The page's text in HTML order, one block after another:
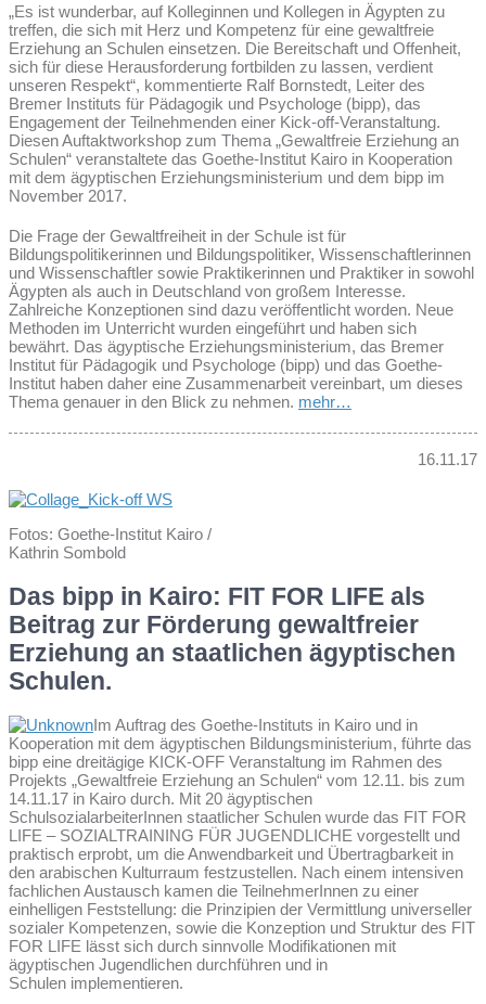
„Es ist wunderbar, auf Kolleginnen und Kollegen in Ägypten zu
treffen, die sich mit Herz und Kompetenz für eine gewaltfreie
Erziehung an Schulen einsetzen. Die Bereitschaft und Offenheit,
sich für diese Herausforderung fortbilden zu lassen, verdient
unseren Respekt“, kommentierte Ralf Bornstedt, Leiter des
Bremer Instituts für Pädagogik und Psychologe (bipp), das
Engagement der Teilnehmenden einer Kick-off-Veranstaltung.
Diesen Auftaktworkshop zum Thema „Gewaltfreie Erziehung an
Schulen“ veranstaltete das Goethe-Institut Kairo in Kooperation
mit dem ägyptischen Erziehungsministerium und dem bipp im
November 2017.
Die Frage der Gewaltfreiheit in der Schule ist für
Bildungspolitikerinnen und Bildungspolitiker, Wissenschaftlerinnen
und Wissenschaftler sowie Praktikerinnen und Praktiker in sowohl
Ägypten als auch in Deutschland von großem Interesse.
Zahlreiche Konzeptionen sind dazu veröffentlicht worden. Neue
Methoden im Unterricht wurden eingeführt und haben sich
bewährt. Das ägyptische Erziehungsministerium, das Bremer
Institut für Pädagogik und Psychologe (bipp) und das Goethe-
Institut haben daher eine Zusammenarbeit vereinbart, um dieses
Thema genauer in den Blick zu nehmen. mehr…
16.11.17
Fotos: Goethe-Institut Kairo /
Kathrin Sombold
Das bipp in Kairo: FIT FOR LIFE als
Beitrag zur Förderung gewaltfreier
Erziehung an staatlichen ägyptischen
Schulen.
Im Auftrag des Goethe-Instituts in Kairo und in
Kooperation mit dem ägyptischen Bildungsministerium, führte das
bipp eine dreitägige KICK-OFF Veranstaltung im Rahmen des
Projekts „Gewaltfreie Erziehung an Schulen“ vom 12.11. bis zum
14.11.17 in Kairo durch. Mit 20 ägyptischen
SchulsozialarbeiterInnen staatlicher Schulen wurde das FIT FOR
LIFE – SOZIALTRAINING FÜR JUGENDLICHE vorgestellt und
praktisch erprobt, um die Anwendbarkeit und Übertragbarkeit in
den arabischen Kulturraum festzustellen. Nach einem intensiven
fachlichen Austausch kamen die TeilnehmerInnen zu einer
einhelligen Feststellung: die Prinzipien der Vermittlung universeller
sozialer Kompetenzen, sowie die Konzeption und Struktur des FIT
FOR LIFE lässt sich durch sinnvolle Modifikationen mit
ägyptischen Jugendlichen durchführen und in
Schulen implementieren.